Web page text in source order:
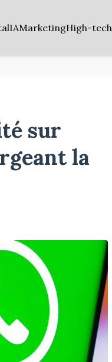
IAMarketingHigh-tech
sur
la